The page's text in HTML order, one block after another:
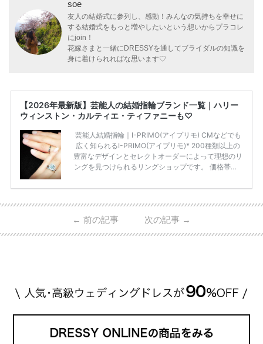
soe
友人の結婚式に参列し、感動！みんなの気持ちを幸せに
する結婚式をもっと増やしたいという想いからプラコレ
にjoin！
花嫁さまと一緒にDRESSYを通してブライダルの知識を
身に着けられればな思います♡
【2026年最新版】芸能人の結婚指輪ブランド一覧｜ハリー
ウィンストン・カルティエ・ティファニーも♡
芸能人結婚指輪｜I-PRIMO(アイプリモ) CMなどでも
広く知られるI-PRIMO(アイプリモ)* 200種類以上の
豊富なデザインとセレクトオーダーによって理想のリ
ングを見つけられるリングショップです。 価格帯は2
入が可能♩ コスパ的にも20代の若い夫婦に人気のよ
ビ 系 にて10月5日22時～スタートする水曜ドラマ『
#ファーストペンギン! 』で山藤 そよ役を演じます💁🏻‍♀️
← 前の記事 次の記事 →